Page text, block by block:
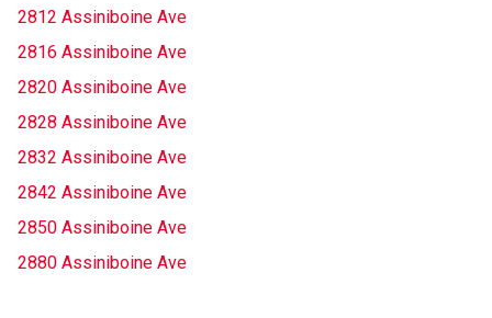
2812 Assiniboine Ave
2816 Assiniboine Ave
2820 Assiniboine Ave
2828 Assiniboine Ave
2832 Assiniboine Ave
2842 Assiniboine Ave
2850 Assiniboine Ave
2880 Assiniboine Ave